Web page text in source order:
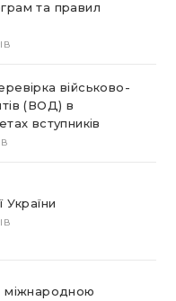
та правил
військово-
(ВОД) в
вступників
України
міжнародною